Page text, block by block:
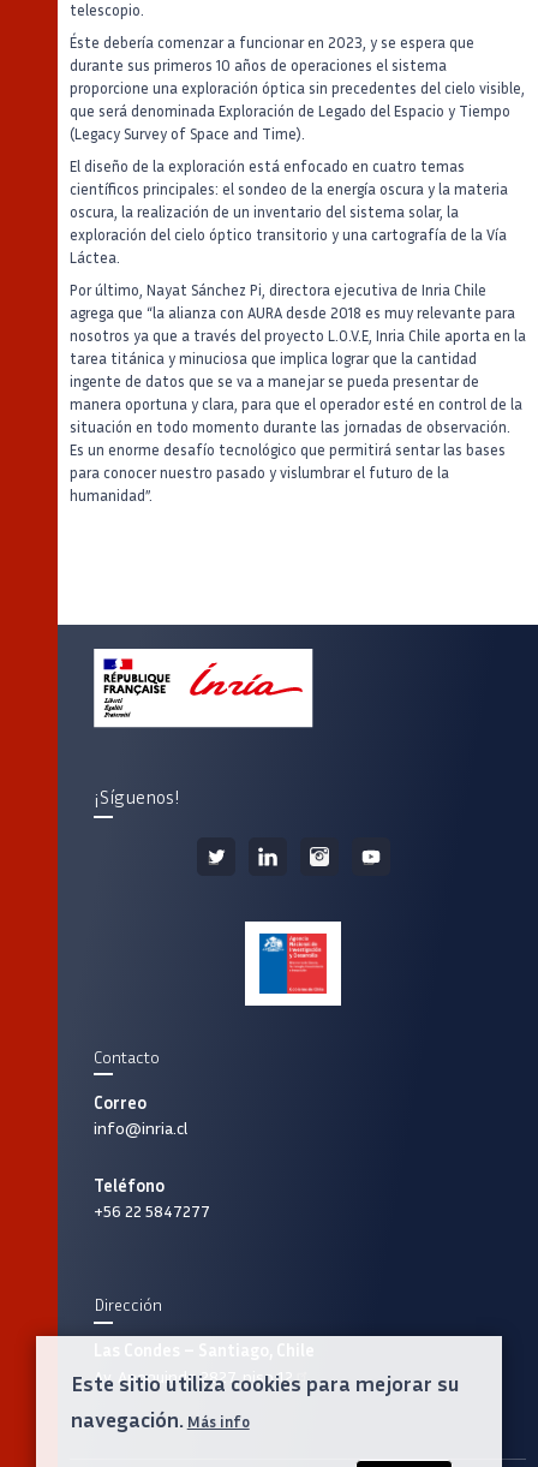
telescopio.
Éste debería comenzar a funcionar en 2023, y se espera que
durante sus primeros 10 años de operaciones el sistema
proporcione una exploración óptica sin precedentes del cielo visible,
que será denominada Exploración de Legado del Espacio y Tiempo
(Legacy Survey of Space and Time).
El diseño de la exploración está enfocado en cuatro temas
científicos principales: el sondeo de la energía oscura y la materia
oscura, la realización de un inventario del sistema solar, la
exploración del cielo óptico transitorio y una cartografía de la Vía
Láctea.
Por último, Nayat Sánchez Pi, directora ejecutiva de Inria Chile
agrega que “la alianza con AURA desde 2018 es muy relevante para
nosotros ya que a través del proyecto L.O.V.E, Inria Chile aporta en la
tarea titánica y minuciosa que implica lograr que la cantidad
ingente de datos que se va a manejar se pueda presentar de
manera oportuna y clara, para que el operador esté en control de la
situación en todo momento durante las jornadas de observación.
Es un enorme desafío tecnológico que permitirá sentar las bases
para conocer nuestro pasado y vislumbrar el futuro de la
humanidad”.
¡Síguenos!
Contacto
Correo
info@inria.cl
Teléfono
+56 22 5847277
Dirección
Av. Apoquindo 2827, piso 12
Este sitio utiliza cookies para mejorar su
navegación. Más info